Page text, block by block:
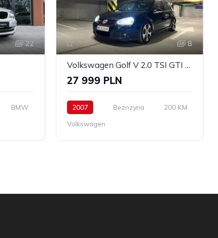
22
BMW
8
Volkswagen Golf V 2.0 TSI GTI DSG
27 999 PLN
2007 Beznzyna
200 KM
Volkswagen